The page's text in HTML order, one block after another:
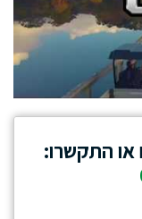
או התקשרו: